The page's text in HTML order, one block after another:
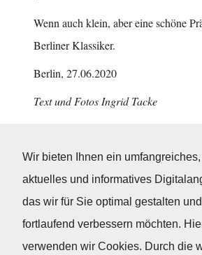
Wir bieten Ihnen ein umfangreiches,
aktuelles und informatives
das wir für Sie optimal gestalten und
fortlaufend verbessern möchten.
verwenden wir Cookies. Durch die
Wenn auch klein, aber eine schöne
Berliner Klassiker.
Berlin, 27.06.2020
Text und Fotos Ingrid Tacke
Neuigkeiten